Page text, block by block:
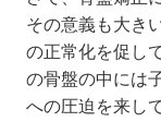
その意義も大き
の正常化を促し
の骨盤の中には
への圧迫を来し